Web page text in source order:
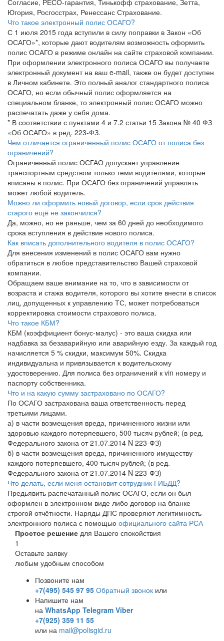
Югория, Росгосстрах, Ренессанс Страхование.
Что такое электронный полис ОСАГО?
С 1 июля 2015 года вступили в силу поправки в Закон «Об
ОСАГО»*, которые дают водителям возможность оформить
полис ОСАГО в режиме онлайн на сайте страховой компании.
При оформлении электронного полиса ОСАГО вы получаете
электронный документ на ваш e-mail, также он будет доступен
в Личном кабинете. Это полный аналог стандартного полиса
ОСАГО, но если обычный полис оформляется на
специальном бланке, то электронный полис ОСАГО можно
распечатать даже у себя дома.
* В соответствии с пунктами 4 и 7.2 статьи 15 Закона № 40 ФЗ
«Об ОСАГО» в ред. 223-ФЗ.
Чем отличается ограниченный полис ОСАГО от полиса без
ограничений?
Ограниченный полис ОСГАО допускает управление
транспортным средством только теми водителями, которые
вписаны в полис. При ОСАГО без ограничений управлять
может любой водитель.
Можно ли оформить новый договор, если срок действия
старого ещё не закончился?
Да, можно, но не раньше, чем за 60 дней до необходимого
срока вступления в действие нового полиса.
Как вписать дополнительного водителя в полис ОСАГО?
Для внесения изменений в полис ОСАГО вам нужно
обратиться в любое представительство Вашей страховой
компании.
Обращаем ваше внимание на то, что в зависимости от
возраста и стажа водителя, которого вы хотите внести в список
лиц, допущенных к управлению ТС, может потребоваться
корректировка стоимости страхового полиса.
Что такое КБМ?
КБМ (коэффициент бонус-малус) - это ваша скидка или
надбавка за безаварийную или аварийную езду. За каждый год
начисляется 5 % скидки, максимум 50%. Скидка
индивидуальна и привязывается к водительскому
удостоверению. Для полиса без ограничений к vin номеру и
паспорту собственника.
Что и на какую сумму застраховано по ОСАГО?
По ОСАГО застрахована ваша ответственность перед
третьими лицами.
а) в части возмещения вреда, причиненного жизни или
здоровью каждого потерпевшего, 500 тысяч рублей; (в ред.
Федерального закона от 21.07.2014 N 223-ФЗ)
б) в части возмещения вреда, причиненного имуществу
каждого потерпевшего, 400 тысяч рублей; (в ред.
Федерального закона от 21.07.2014 N 223-ФЗ)
Что делать, если меня остановит сотрудник ГИБДД?
Предьявить распечатанный полис ОСАГО, если он был
оформлен в электронном виде либо договор на бланке
строгой отчётности. Наряды ДПС проверяют легитимность
электронного полиса с помощью официального сайта РСА
Простое решение для Вашего спокойствия
1
Оставьте заявку
любым удобным способом
Позвоните нам
+7(495) 545 97 95 Обратный звонок или
Напишите нам
на WhatsApp Telegram Viber
+7(925) 359 11 55
или на mail@polisgid.ru